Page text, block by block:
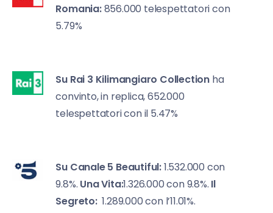
Romania:856.000 telespettatori con
5.79%
Su Rai 3 Kilimangiaro Collection ha
convinto, in replica, 652.000
telespettatori con il 5.47%
Su Canale 5 Beautiful:1.532.000 con
9.8%. Una Vita:1.326.000 con 9.8%. Il
Segreto: 1.289.000 con l’11.01%.